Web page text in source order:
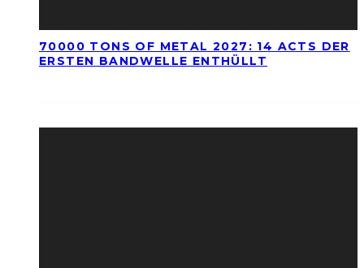
70000 TONS OF METAL 2027: 14 ACTS DER
ERSTEN BANDWELLE ENTHÜLLT